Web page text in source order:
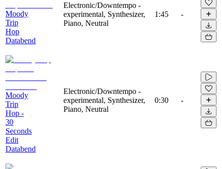
Moody
Trip
Hop
Databend
Electronic/Downtempo -
experimental, Synthesizer,
Piano, Neutral
1:45 -
Moody
Trip
Hop -
30
Seconds
Edit
Databend
Electronic/Downtempo -
experimental, Synthesizer,
Piano, Neutral
0:30 -